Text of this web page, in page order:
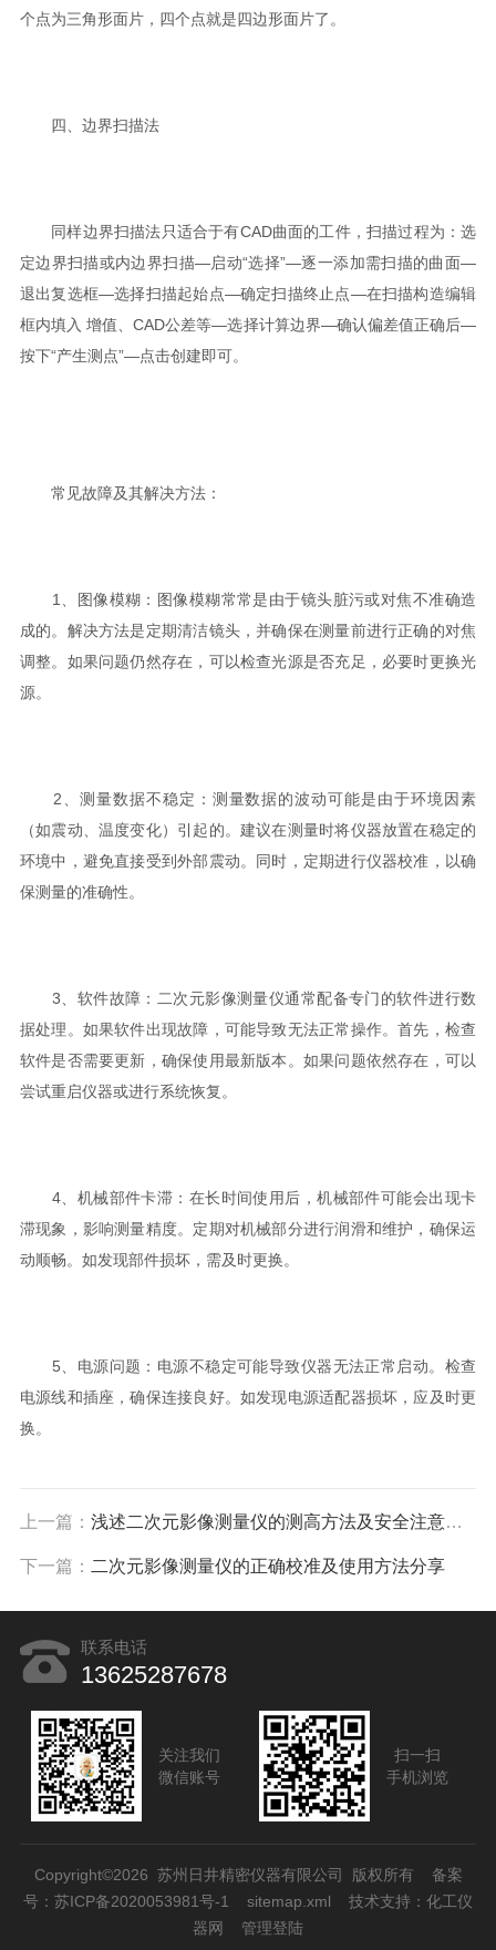
个点为三角形面片，四个点就是四边形面片了。
四、边界扫描法
同样边界扫描法只适合于有CAD曲面的工件，扫描过程为：选
定边界扫描或内边界扫描—启动“选择”—逐一添加需扫描的曲面—
退出复选框—选择扫描起始点—确定扫描终止点—在扫描构造编辑
框内填入 增值、CAD公差等—选择计算边界—确认偏差值正确后—
按下“产生测点”—点击创建即可。
常见故障及其解决方法：
1、图像模糊：图像模糊常常是由于镜头脏污或对焦不准确造
成的。解决方法是定期清洁镜头，并确保在测量前进行正确的对焦
调整。如果问题仍然存在，可以检查光源是否充足，必要时更换光
源。
2、测量数据不稳定：测量数据的波动可能是由于环境因素
（如震动、温度变化）引起的。建议在测量时将仪器放置在稳定的
环境中，避免直接受到外部震动。同时，定期进行仪器校准，以确
保测量的准确性。
3、软件故障：二次元影像测量仪通常配备专门的软件进行数
据处理。如果软件出现故障，可能导致无法正常操作。首先，检查
软件是否需要更新，确保使用最新版本。如果问题依然存在，可以
尝试重启仪器或进行系统恢复。
4、机械部件卡滞：在长时间使用后，机械部件可能会出现卡
滞现象，影响测量精度。定期对机械部分进行润滑和维护，确保运
动顺畅。如发现部件损坏，需及时更换。
5、电源问题：电源不稳定可能导致仪器无法正常启动。检查
电源线和插座，确保连接良好。如发现电源适配器损坏，应及时更
换。
上一篇： 浅述二次元影像测量仪的测高方法及安全注意事项
下一篇： 二次元影像测量仪的正确校准及使用方法分享
联系电话
13625287678
关注我们
微信账号
扫一扫
手机浏览
Copyright©2026 苏州日井精密仪器有限公司 版权所有 备案
号：苏ICP备2020053981号-1
sitemap.xml 技术支持： 化工仪
器网
管理登陆